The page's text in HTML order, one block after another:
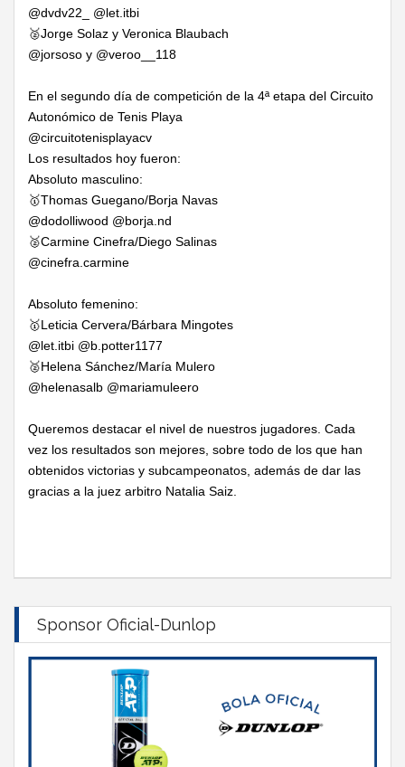
@dvdv22_ @let.itbi
🥈Jorge Solaz y Veronica Blaubach
@jorsoso y @veroo__118
En el segundo día de competición de la 4ª etapa del Circuito
Autonómico de Tenis Playa
@circuitotenisplayacv
Los resultados hoy fueron:
Absoluto masculino:
🥇Thomas Guegano/Borja Navas
@dodolliwood @borja.nd
🥈Carmine Cinefra/Diego Salinas
@cinefra.carmine
Absoluto femenino:
🥇Leticia Cervera/Bárbara Mingotes
@let.itbi @b.potter1177
🥈Helena Sánchez/María Mulero
@helenasalb @mariamuleero
Queremos destacar el nivel de nuestros jugadores. Cada
vez los resultados son mejores, sobre todo de los que han
obtenidos victorias y subcampeonatos, además de dar las
gracias a la juez arbitro Natalia Saiz.
Sponsor Oficial-Dunlop